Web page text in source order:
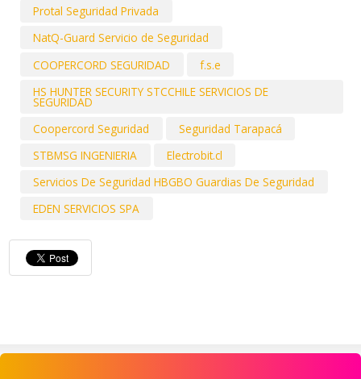
Protal Seguridad Privada
NatQ-Guard Servicio de Seguridad
COOPERCORD SEGURIDAD
f.s.e
HS HUNTER SECURITY STCCHILE SERVICIOS DE
SEGURIDAD
Coopercord Seguridad
Seguridad Tarapacá
STBMSG INGENIERIA
Electrobit.cl
Servicios De Seguridad HBGBO Guardias De Seguridad
EDEN SERVICIOS SPA